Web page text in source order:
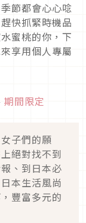
節都會心心唸
快抓緊時機品
蜜桃的你，下
享用個人專屬
期間限定
子們的願
絕對找不到
、到日本必
本生活風尚
豐富多元的